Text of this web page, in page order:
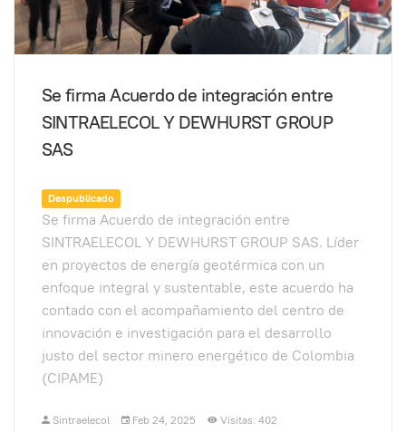
Se firma Acuerdo de integración entre
SINTRAELECOL Y DEWHURST GROUP
SAS
Despublicado
Se firma Acuerdo de integración entre
SINTRAELECOL Y DEWHURST GROUP SAS. Líder
en proyectos de energía geotérmica con un
enfoque integral y sustentable, este acuerdo ha
contado con el acompañamiento del centro de
innovación e investigación para el desarrollo
justo del sector minero energético de Colombia
(CIPAME)
Sintraelecol Feb 24, 2025 Visitas: 402